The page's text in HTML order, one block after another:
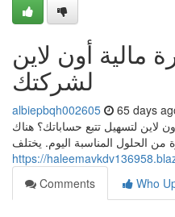
مالية أون لاين
لشركتك
albiepbqh002605 65 days
لتسهيل تتبع حساباتك؟ هناك
من الحلول المناسبة اليوم. يختلف
https://
Comments
Who